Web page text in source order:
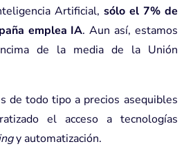
Artificial,sólo el 7% de
emplea IA. Aun así, estamos
de la media de la Unión
de todo tipo a precios asequibles
el acceso a tecnologías
y automatización.